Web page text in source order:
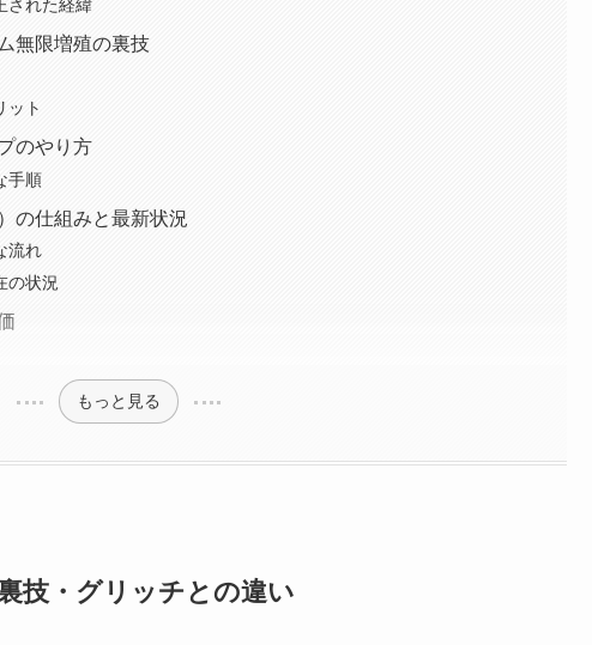
された経緯
無限増殖の裏技
ット
のやり方
手順
の仕組みと最新状況
流れ
の状況
もっと見る
技・グリッチとの違い